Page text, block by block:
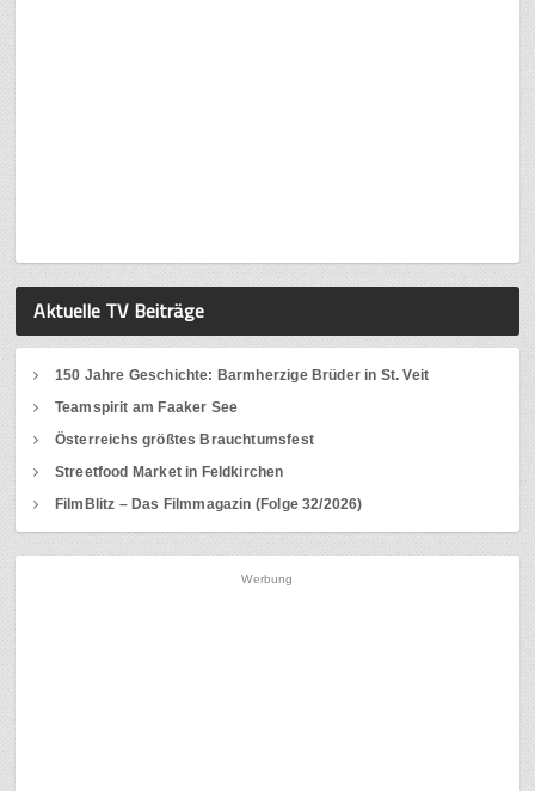
Aktuelle TV Beiträge
150 Jahre Geschichte: Barmherzige Brüder in St. Veit
Teamspirit am Faaker See
Österreichs größtes Brauchtumsfest
Streetfood Market in Feldkirchen
FilmBlitz – Das Filmmagazin (Folge 32/2026)
Werbung